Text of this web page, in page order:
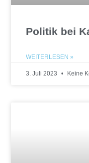
Politik bei
WEITERLESEN »
3. Juli 2023 Keine